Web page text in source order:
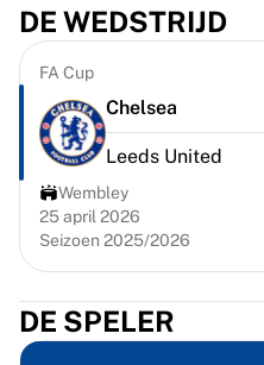
Charlotte Hornets
Chicago Bulls
Portland Trail Blazers
LA Clippers
Bekijk alles over de NBA
Top Europese teams
Beşiktaş Gain
Fenerbahçe Basketbal
Slovenië
Virtus Bologna
Andere sporten
Wielrennen
DE WEDSTRIJD
FA Cup
Chelsea
Leeds United
Wembley
25 april 2026
Seizoen 2025/2026
DE SPELER